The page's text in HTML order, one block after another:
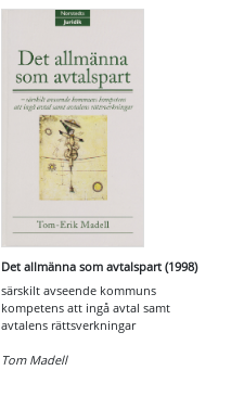
Det allmänna som avtalspart (1998)
särskilt avseende kommuns
kompetens att ingå avtal samt
avtalens rättsverkningar
Tom Madell